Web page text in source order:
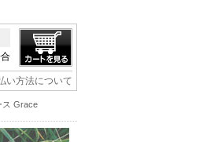
い方法について
ス Grace